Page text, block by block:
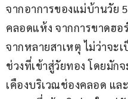
จากอาการของแม่บ้านวัย
คลอดแห้ง จากการขาดฮอ
จากหลายสาเหตุ ไม่ว่าจะ
ช่วงที่เข้าสู่วัยทอง โดยมัก
เคืองบริเวณช่องคลอด แ